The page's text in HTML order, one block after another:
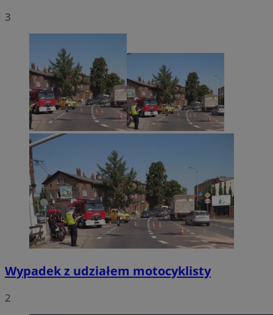
3
Wypadek z udziałem motocyklisty
2